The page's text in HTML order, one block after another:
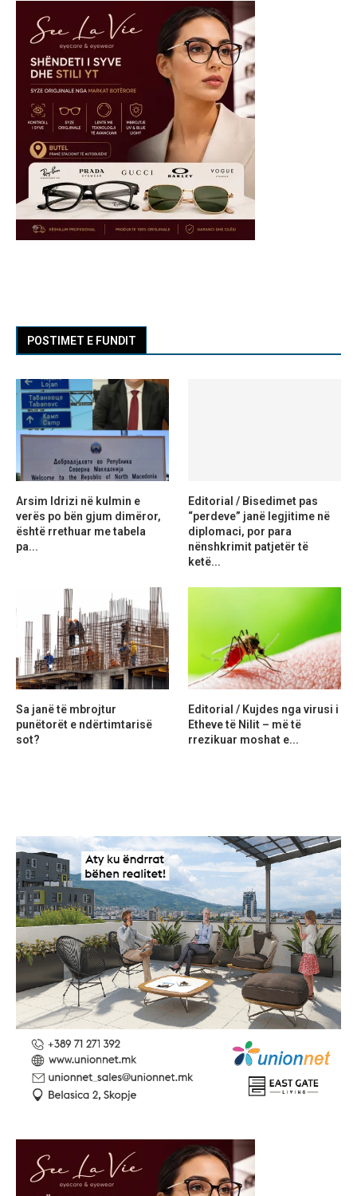
POSTIMET E FUNDIT
Arsim Idrizi në kulmin e
verës po bën gjum dimëror,
është rrethuar me tabela
pa...
Editorial / Bisedimet pas
“perdeve” janë legjitime në
diplomaci, por para
nënshkrimit patjetër të
ketë...
Sa janë të mbrojtur
punëtorët e ndërtimtarisë
sot?
Editorial / Kujdes nga virusi i
Etheve të Nilit – më të
rrezikuar moshat e...